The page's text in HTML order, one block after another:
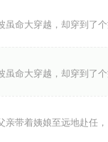
虽命大穿越，却穿到了
虽命大穿越，却穿到了
带着姨娘至远地赴任